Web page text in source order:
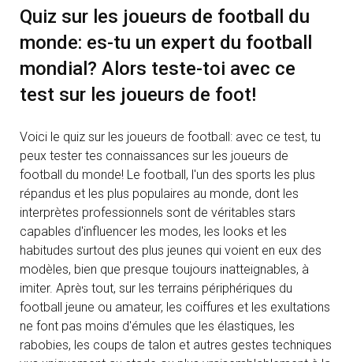
Quiz sur les joueurs de football du
monde: es-tu un expert du football
mondial? Alors teste-toi avec ce
test sur les joueurs de foot!
Voici le quiz sur les joueurs de football: avec ce test, tu
peux tester tes connaissances sur les joueurs de
football du monde! Le football, l'un des sports les plus
répandus et les plus populaires au monde, dont les
interprètes professionnels sont de véritables stars
capables d'influencer les modes, les looks et les
habitudes surtout des plus jeunes qui voient en eux des
modèles, bien que presque toujours inatteignables, à
imiter. Après tout, sur les terrains périphériques du
football jeune ou amateur, les coiffures et les exultations
ne font pas moins d'émules que les élastiques, les
rabobies, les coups de talon et autres gestes techniques